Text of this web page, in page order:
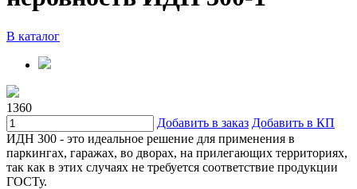
В каталог
1360
Добавить в заказ Добавить в КП
ИДН 300 - это идеальное решение для применения в
паркингах, гаражах, во дворах, на прилегающих территориях,
так как в этих случаях не требуется соответствие продукции
ГОСТу.